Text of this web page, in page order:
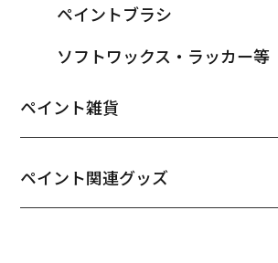
ペイントブラシ
ソフトワックス・ラッカー
ペイント雑貨
ペイント関連グッズ